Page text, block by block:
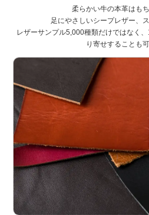
柔らかい牛の本革はも
足にやさしいシープレザー、
レザーサンプル5,000種類だけではなく
り寄せすることも可